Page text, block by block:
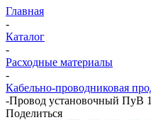
Главная
-
Каталог
-
Расходные материалы
-
Кабельно-проводниковая
-Провод установочный ПуВ
Поделиться